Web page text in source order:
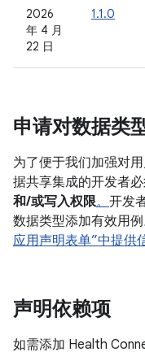
2026
年 4 月
22 日
1.1.0
申请对数据类
为了便于我们加强对
据共享集成的开发者
和/或写入权限。 开发
数据类型添加有效用
应用声明表单”中提供
声明依赖项
如需添加 Health